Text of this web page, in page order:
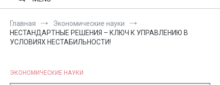
Главная
Экономические науки
НЕСТАНДАРТНЫЕ РЕШЕНИЯ – КЛЮЧ К УПРАВЛЕНИЮ В
УСЛОВИЯХ НЕСТАБИЛЬНОСТИ!
ЭКОНОМИЧЕСКИЕ НАУКИ